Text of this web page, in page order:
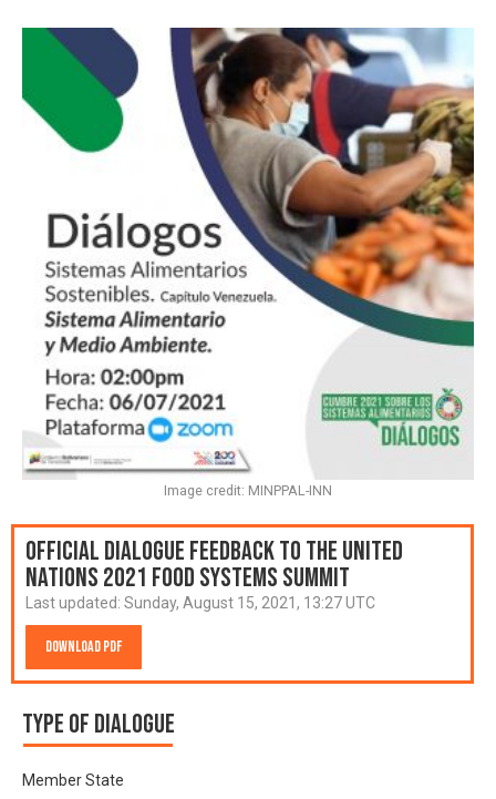
Official Dialogue Feedback to the United
Nations 2021 Food Systems Summit
Last updated: Sunday, August 15, 2021, 13:27 UTC
Download PDF
Type of Dialogue
Member State
Image credit: MINPPAL-INN